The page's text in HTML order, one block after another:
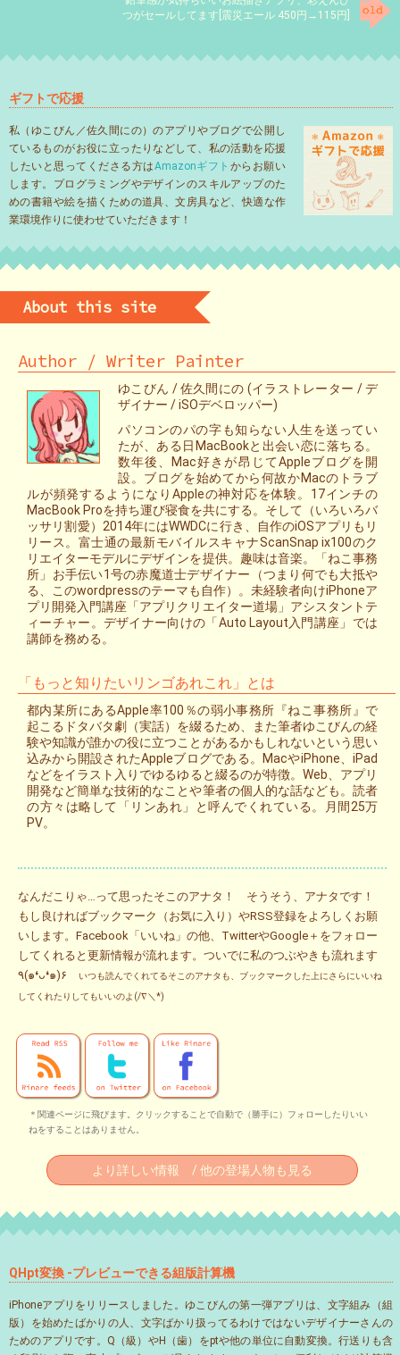
つがセールしてます[震災エール 450円→115円]
ギフトで応援
私（ゆこびん／佐久間にの）のアプリやブログで公開し
ているものがお役に立ったりなどして、私の活動を応援
したいと思ってくださる方はAmazonギフト からお願い
します。プログラミングやデザインのスキルアップのた
めの書籍や絵を描くための道具、文房具など、快適な作
業環境作りに使わせていただきます！
About this site
Author / Writer Painter
ゆこびん / 佐久間にの (イラストレーター / デ
ザイナー / iSOデベロッパー)
パソコンのパの字も知らない人生を送ってい
たが、ある日MacBookと出会い恋に落ちる。
数年後、Mac好きが昂じてAppleブログを開
設。ブログを始めてから何故かMacのトラブ
ルが頻発するようになりAppleの神対応を体験。17インチの
MacBook Proを持ち運び寝食を共にする。そして（いろいろバ
ッサリ割愛）2014年にはWWDCに行き、自作のiOSアプリもリ
リース。富士通の最新モバイルスキャナScanSnap ix100のク
リエイターモデルにデザインを提供。趣味は音楽。「ねこ事務
所」お手伝い1号の赤魔道士デザイナー（つまり何でも大抵や
る、このwordpressのテーマも自作）。未経験者向けiPhoneア
プリ開発入門講座「アプリクリエイター道場」アシスタントテ
ィーチャー。デザイナー向けの「Auto Layout入門講座」では
講師を務める。
「もっと知りたいリンゴあれこれ」とは
都内某所にあるApple率100％の弱小事務所『ねこ事務所』で
起こるドタバタ劇（実話）を綴るため、また筆者ゆこびんの経
験や知識が誰かの役に立つことがあるかもしれないという思い
込みから開設されたAppleブログである。MacやiPhone、iPad
などをイラスト入りでゆるゆると綴るのが特徴。Web、アプリ
開発など簡単な技術的なことや筆者の個人的な話なども。読者
の方々は略して「リンあれ」と呼んでくれている。月間25万
PV。
なんだこりゃ…って思ったそこのアナタ！ そうそう、アナタです！
もし良ければブックマーク（お気に入り）やRSS登録をよろしくお願
いします。Facebook「いいね」の他、TwitterやGoogle＋をフォロー
してくれると更新情報が流れます。ついでに私のつぶやきも流れます
٩(๑❛ᴗ❛๑)۶
いつも読んでくれてるそこのアナタも、ブックマークした上にさらにいいね
してくれたりしてもいいのよ(/∇＼*)
＊関連ページに飛びます。クリックすることで自動で（勝手に）フォローしたりいい
ねをすることはありません。
より詳しい情報 / 他の登場人物も見る
QHpt変換 -プレビューできる組版計算機
iPhoneアプリをリリースしました。ゆこびんの第一弾アプリは、文字組み（組
版）を始めたばかりの人、文字ばかり扱ってるわけではないデザイナーさんの
ためのアプリです。Q（級）やH（歯）をptや他の単位に自動変換。行送りも含